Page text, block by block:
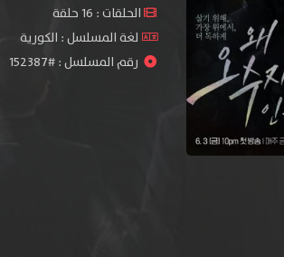
الحلقات : 16 حلقة
لغة المسلسل : الكورية
رقم المسلسل : #152387